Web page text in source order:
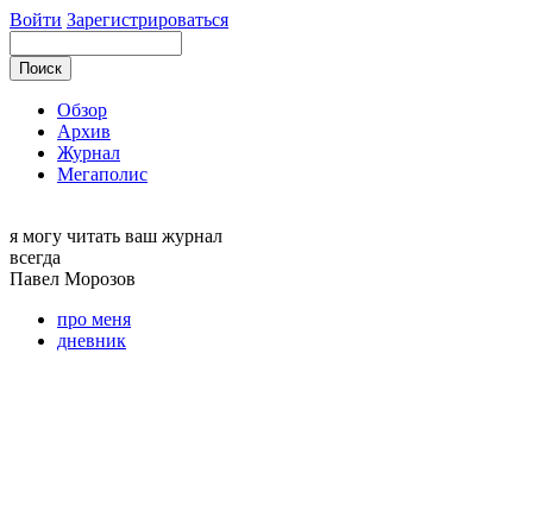
Войти Зарегистрироваться
Обзор
Архив
Журнал
Мегаполис
я могу читать ваш журнал
всегда
Павел Морозов
про меня
дневник